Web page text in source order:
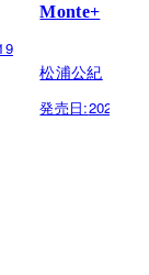
Monte+
松浦公紀
発売日: